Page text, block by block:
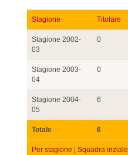
Stagione Titolare
Stagione 2002-
03
0
Stagione 2003-
04
0
Stagione 2004-
05
6
Totale 6
Per stagione Squadra inziale